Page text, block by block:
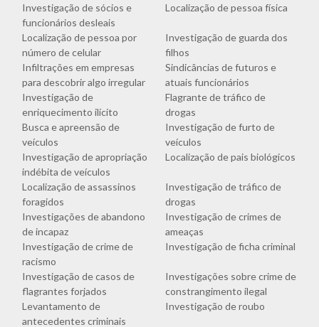
Investigação de sócios e
funcionários desleais
Localização de pessoa física
Localização de pessoa por
número de celular
Investigação de guarda dos
filhos
Infiltrações em empresas
para descobrir algo irregular
Sindicâncias de futuros e
atuais funcionários
Investigação de
enriquecimento ilícito
Flagrante de tráfico de
drogas
Busca e apreensão de
veículos
Investigação de furto de
veículos
Investigação de apropriação
indébita de veículos
Localização de pais biológicos
Localização de assassinos
foragidos
Investigação de tráfico de
drogas
Investigações de abandono
de incapaz
Investigação de crimes de
ameaças
Investigação de crime de
racismo
Investigação de ficha criminal
Investigação de casos de
flagrantes forjados
Investigações sobre crime de
constrangimento ilegal
Levantamento de
antecedentes criminais
Investigação de roubo